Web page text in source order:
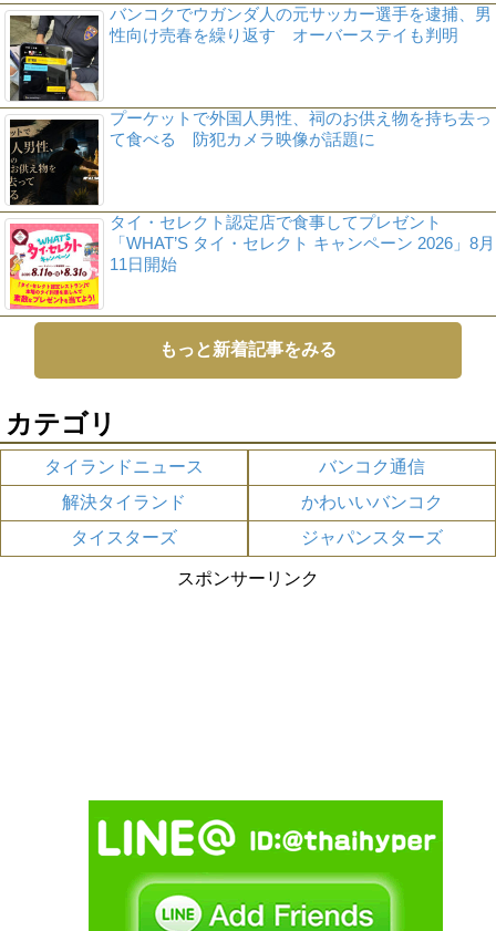
バンコクでウガンダ人の元サッカー選手を逮捕、男
性向け売春を繰り返す オーバーステイも判明
プーケットで外国人男性、祠のお供え物を持ち去っ
て食べる 防犯カメラ映像が話題に
タイ・セレクト認定店で食事してプレゼント
「WHAT’S タイ・セレクト キャンペーン 2026」8月
11日開始
もっと新着記事をみる
カテゴリ
タイランドニュース
バンコク通信
解決タイランド
かわいいバンコク
タイスターズ
ジャパンスターズ
スポンサーリンク